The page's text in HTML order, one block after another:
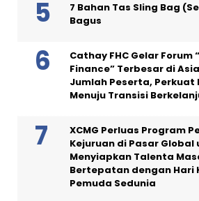
7 Bahan Tas Sling Bag
Bagus
Cathay FHC Gelar Forum
Finance” Terbesar di
Jumlah Peserta, Perkuat
Menuju Transisi
XCMG Perluas Program
Kejuruan di Pasar Global
Menyiapkan Talenta
Bertepatan dengan Hari
Pemuda Sedunia